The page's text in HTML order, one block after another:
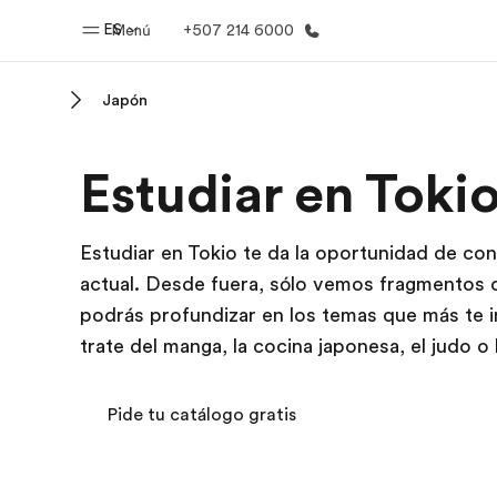
Menú
ES +507 214 6000
Bienvenido a EF Ver todo lo
Japón
Estudiar en
Estudiar en Tokio te da la oportunidad de
actual. Desde fuera, sólo vemos fragmentos
podrás profundizar en los temas que más te
trate del manga, la cocina japonesa, el judo
Pide tu catálogo gratis